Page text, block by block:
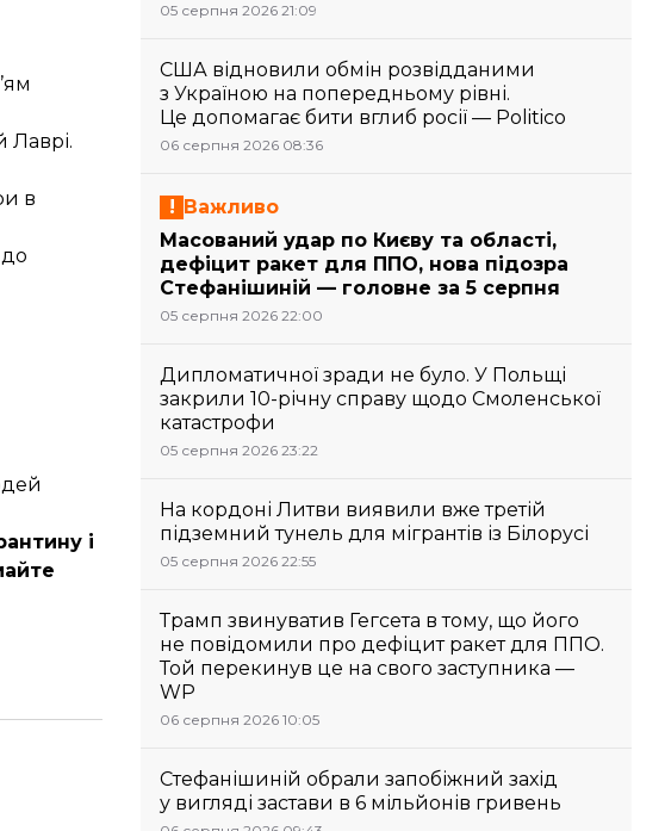
Лаврі.
в
і
05 серпня 2026 21:09
США відновили обмін розвідданими
з Україною на попередньому рівні.
Це допомагає бити вглиб росії — Politico
06 серпня 2026 08:36
Важливо
Масований удар по Києву та області,
дефіцит ракет для ППО, нова підозра
Стефанішиній — головне за 5 серпня
05 серпня 2026 22:00
Дипломатичної зради не було. У Польщі
закрили 10-річну справу щодо Смоленської
катастрофи
05 серпня 2026 23:22
На кордоні Литви виявили вже третій
підземний тунель для мігрантів із Білорусі
05 серпня 2026 22:55
Трамп звинуватив Гегсета в тому, що його
не повідомили про дефіцит ракет для ППО.
Той перекинув це на свого заступника —
WP
06 серпня 2026 10:05
Стефанішиній обрали запобіжний захід
у вигляді застави в 6 мільйонів гривень